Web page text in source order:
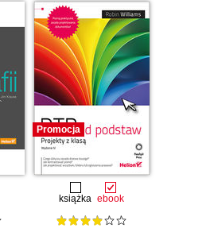
Promocja
książka ebook